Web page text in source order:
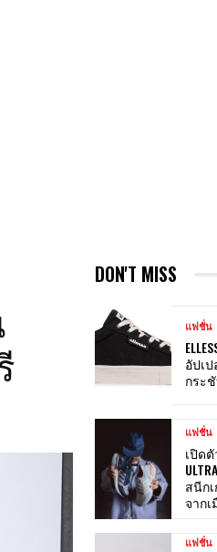
DON'T MISS
แฟชั่น
อัปเ
กระ
แฟชั่น
เปิดตั
สนีก
จาก
แฟชั่น